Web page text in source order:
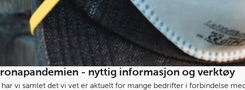
- nyttig informasjon og verktøy
vi samlet det vi vet er aktuelt for mange bedrifter i forbindelse